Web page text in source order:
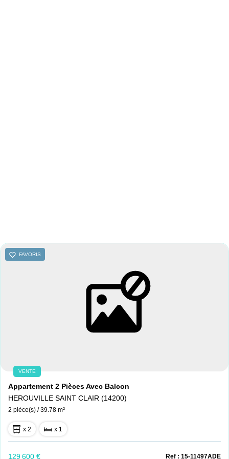
FAVORIS
VENTE
Appartement 2 Pièces Avec Balcon
HEROUVILLE SAINT CLAIR (14200)
2 pièce(s) / 39.78 m²
x 2 x 1
129 600 € Ref : 15-11497ADE